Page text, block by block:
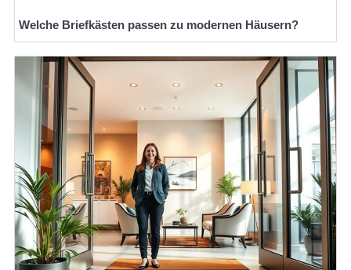
Welche Briefkästen passen zu modernen Häusern?